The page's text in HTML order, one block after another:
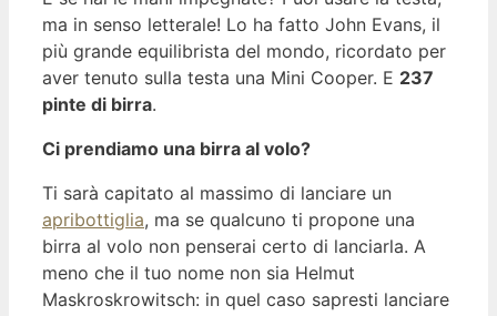
ma in senso letterale! Lo ha fatto John Evans, il
più grande equilibrista del mondo, ricordato per
aver tenuto sulla testa una Mini Cooper. E 237
pinte di birra.
Ci prendiamo una birra al volo?
Ti sarà capitato al massimo di lanciare un
apribottiglia, ma se qualcuno ti propone una
birra al volo non penserai certo di lanciarla. A
meno che il tuo nome non sia Helmut
Maskroskrowitsch: in quel caso sapresti lanciare